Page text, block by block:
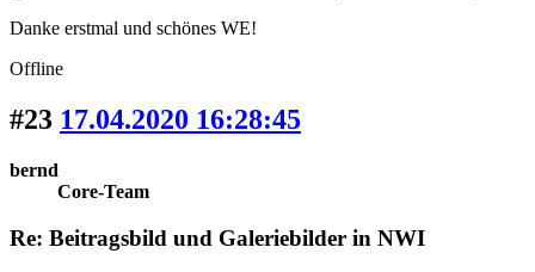
Danke erstmal und schönes WE!
Offline
#23 17.04.2020 16:28:45
bernd
Core-Team
Re: Beitragsbild und Galeriebilder in NWI